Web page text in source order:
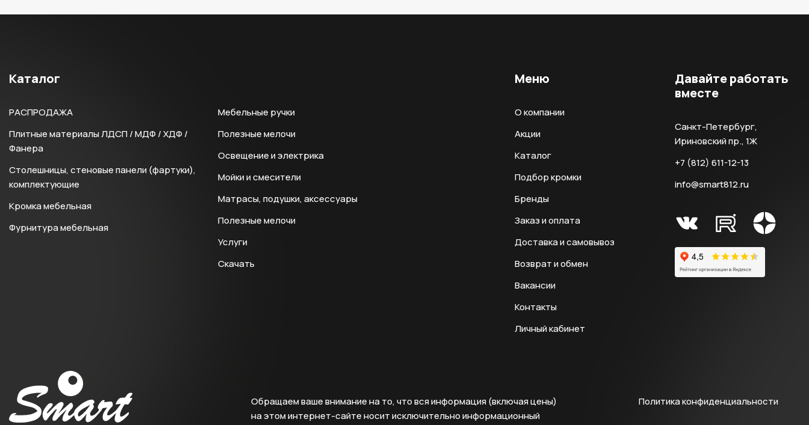
Каталог
РАСПРОДАЖА
Плитные материалы ЛДСП / МДФ / ХДФ /
Фанера
Столешницы, стеновые панели (фартуки),
комплектующие
Кромка мебельная
Фурнитура мебельная
Мебельные ручки
Полезные мелочи
Освещение и электрика
Мойки и смесители
Матрасы, подушки, аксессуары
Полезные мелочи
Услуги
Скачать
Меню
О компании
Акции
Каталог
Подбор кромки
Бренды
Заказ и оплата
Доставка и самовывоз
Возврат и обмен
Вакансии
Контакты
Личный кабинет
Давайте работать
вместе
Санкт-Петербург,
Ириновский пр., 1Ж
+7 (812) 611-12-13
info@smart812.ru
Политика конфиденциальности
Обращаем ваше внимание на то, что вся информация (включая цены)
на этом интернет-сайте носит исключительно информационный